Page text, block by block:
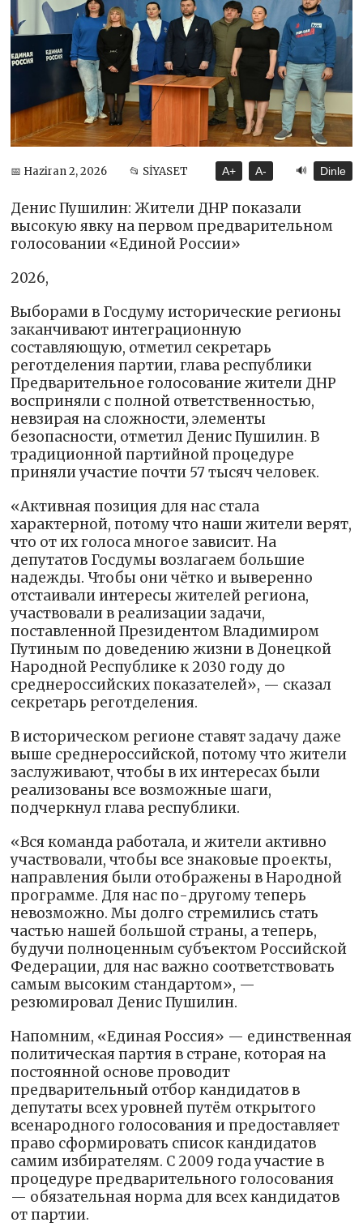
📅 Haziran 2, 2026 📂 SİYASET A+ A- 🔊 Dinle
Денис Пушилин: Жители ДНР показали
высокую явку на первом предварительном
голосовании «Единой России»
2026,
Выборами в Госдуму исторические регионы
заканчивают интеграционную
составляющую, отметил секретарь
реготделения партии, глава республики
Предварительное голосование жители ДНР
восприняли с полной ответственностью,
невзирая на сложности, элементы
безопасности, отметил Денис Пушилин. В
традиционной партийной процедуре
приняли участие почти 57 тысяч человек.
«Активная позиция для нас стала
характерной, потому что наши жители верят,
что от их голоса многое зависит. На
депутатов Госдумы возлагаем большие
надежды. Чтобы они чётко и выверенно
отстаивали интересы жителей региона,
участвовали в реализации задачи,
поставленной Президентом Владимиром
Путиным по доведению жизни в Донецкой
Народной Республике к 2030 году до
среднероссийских показателей», — сказал
секретарь реготделения.
В историческом регионе ставят задачу даже
выше среднероссийской, потому что жители
заслуживают, чтобы в их интересах были
реализованы все возможные шаги,
подчеркнул глава республики.
«Вся команда работала, и жители активно
участвовали, чтобы все знаковые проекты,
направления были отображены в Народной
программе. Для нас по-другому теперь
невозможно. Мы долго стремились стать
частью нашей большой страны, а теперь,
будучи полноценным субъектом Российской
Федерации, для нас важно соответствовать
самым высоким стандартом», —
резюмировал Денис Пушилин.
Напомним, «Единая Россия» — единственная
политическая партия в стране, которая на
постоянной основе проводит
предварительный отбор кандидатов в
депутаты всех уровней путём открытого
всенародного голосования и предоставляет
право сформировать список кандидатов
самим избирателям. С 2009 года участие в
процедуре предварительного голосования
— обязательная норма для всех кандидатов
от партии.